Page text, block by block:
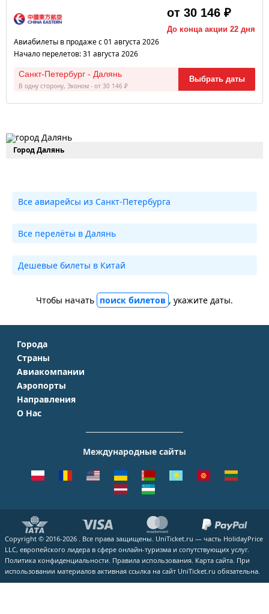
от 30 146 ₽
До конца акции 22 дня
Авиабилеты в продаже с 01 августа 2026
Начало перелетов: 31 августа 2026
Санкт-Петербург - Далянь
В одну сторону, Эконом - от 30 146 ₽
Выбрать даты
Город Далянь
Все авиарейсы из Санкт-Петербурга
Все перелёты в Далянь
Дешевые билеты в Китай
Чтобы начать поиск билетов , укажите даты.
Города
Москва
Санкт-Петербург
Симферополь
Краснодар
Казань
Страны
Крым
Турция
Таиланд
Чехия
Авиакомпании
Аэрофлот
S7 Airlines
Emirates
ВСЕ АВИАКОМПАНИИ
Аэропорты
Домодедово
Шереметьево
Кольцово
Курумоч
ВСЕ АЭРОПОРТЫ
Направления
Москва - Сочи
Москва - Симферополь
Москва - Ереван
Москва - Калининград
Москва - Екатеринбург
Москва - Махачкала
ВСЕ НАПРАВЛЕНИЯ
О Нас
Помощь
Вакансии
Блог
Как купить билет
Международные сайты
Copyright © 2016-2026 . Все права защищены. UniTicket.ru — часть HolidayPrice
LLC, европейского лидера в сфере онлайн-туризма и сопутствующих услуг.
Политика конфиденциальности. Правила использования. Карта сайта. При
использовании материалов активная ссылка на сайт UniTicket.ru обязательна.